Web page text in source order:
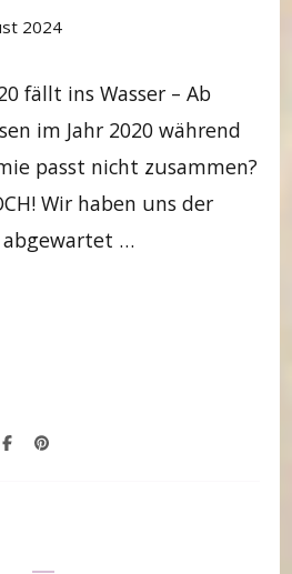
2024
fällt ins Wasser – Ab
im Jahr 2020 während
passt nicht zusammen?
Wir haben uns der
…